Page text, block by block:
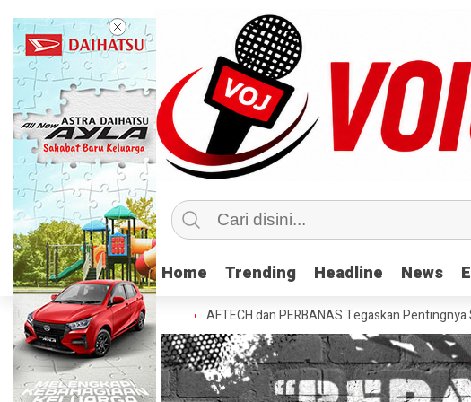
Home Trending Headline News
Home Trending Headline News
di Tahun Kedua AFTECH dan PERBANAS Tegaskan Pentingnya Sinergi